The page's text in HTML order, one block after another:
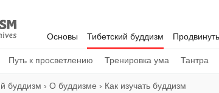
Основы Тибетский буддизм
Путь к просветлению Тренировка ума Тантра
буддизм › О буддизме › Как изучать буддизм